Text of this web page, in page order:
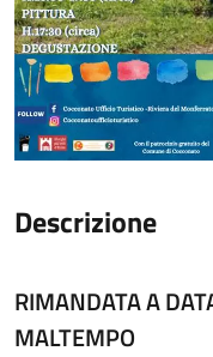
Descrizione
RIMANDATA A
MALTEMPO